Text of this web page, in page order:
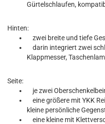
Gürtelschlaufen,
Hinten:
zwei breite und tiefe
darin integriert zwei
Klappmesser,
Seite:
je zwei
eine größere mit YKK
kleine persönliche
eine kleine mit